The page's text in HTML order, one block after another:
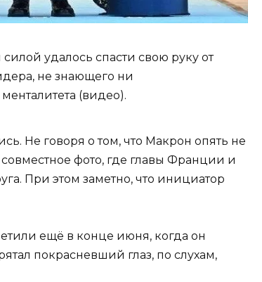
удалось спасти свою руку от
не знающего ни
(видео).
Не говоря о том, что Макрон опять не
фото, где главы Франции и
При этом заметно, что инициатор
ещё в конце июня, когда он
покрасневший глаз, по слухам,